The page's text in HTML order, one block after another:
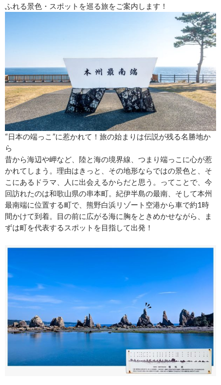
ふれる景色・スポットを巡る旅をご案内します！
“日本の端っこ”に惹かれて！旅の始まりは伝説が残る名勝地か
ら
昔から海辺や岬など、陸と海の境界線、つまり端っこに心が惹
かれてしまう。理由はきっと、その地形ならではの景色と、そ
こにあるドラマ、人に出会えるからだと思う。ってことで、今
回訪れたのは和歌山県の串本町。紀伊半島の最南、そして本州
最南端に位置する町で、熊野白浜リゾート空港から車で約1時
間かけて到着。目の前に広がる海に胸をときめかせながら、ま
ずは町を代表するスポットを目指して出発！